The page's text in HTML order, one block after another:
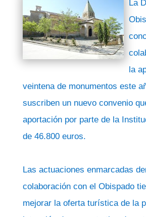
La
la
veintena de monumentos este
suscriben un nuevo convenio
aportación por parte de la
de 46.800 euros.
Las actuaciones enmarcadas
colaboración con el Obispado
mejorar la oferta turística de la